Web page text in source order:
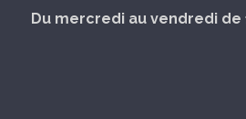
Du mercredi au vendredi de